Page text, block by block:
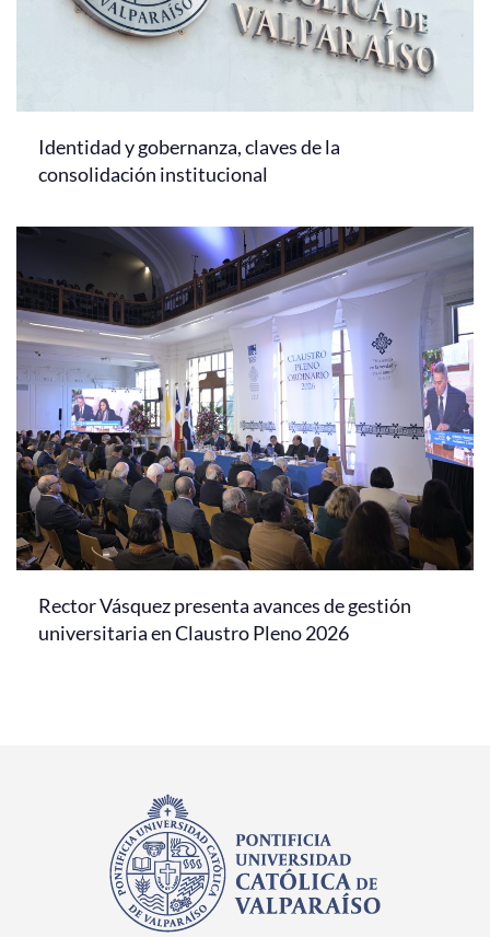
Identidad y gobernanza, claves de la
consolidación institucional
Rector Vásquez presenta avances de gestión
universitaria en Claustro Pleno 2026